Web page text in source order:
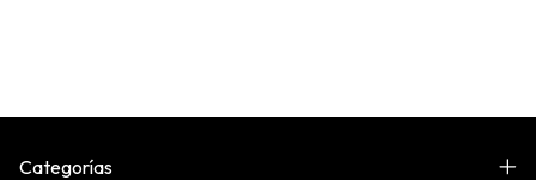
Categorías